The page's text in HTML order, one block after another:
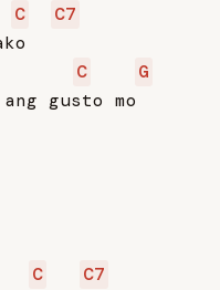
C
C7
C
G
gusto mo
C
C7